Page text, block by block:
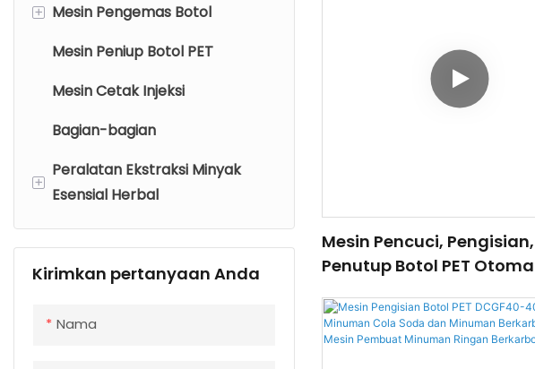
Mesin Pelabelan Perekat
Penyusut
Mesin Pelabelan Perekat
Mandiri
+ Mesin Pengemas Botol
Mesin Pengemas Botol
Mesin Peniup Botol PET
Mesin Cetak Injeksi
Bagian-bagian
+
Peralatan Ekstraksi Minyak
Esensial Herbal
Peralatan Ekstraksi Minyak
Atsiri Herbal Industri
Kirimkan pertanyaan Anda
Nama
Mesin Pencuci,
Penutup Botol PET
Soda, dan Air